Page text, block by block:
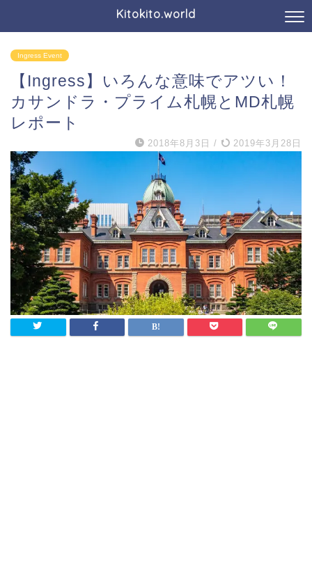
Kitokito.world
Ingress Event
【Ingress】いろんな意味でアツい！
カサンドラ・プライム札幌とMD札幌
レポート
2018年8月3日 / 2019年3月28日